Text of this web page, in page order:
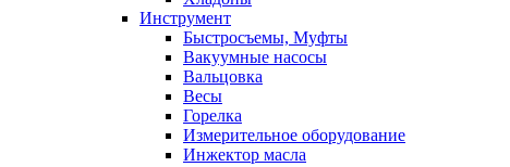
Инструмент
Быстросъемы, Муфты
Вакуумные насосы
Вальцовка
Весы
Горелка
Измерительное оборудование
Инжектор масла